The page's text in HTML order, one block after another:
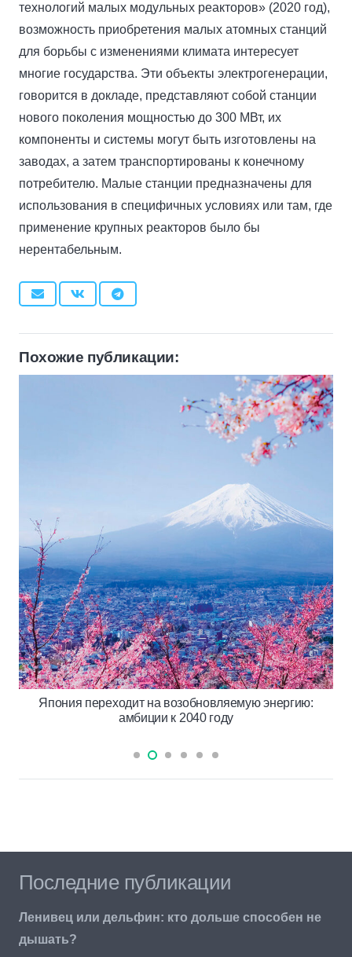
технологий малых модульных реакторов» (2020 год),
возможность приобретения малых атомных станций
для борьбы с изменениями климата интересует
многие государства. Эти объекты электрогенерации,
говорится в докладе, представляют собой станции
нового поколения мощностью до 300 МВт, их
компоненты и системы могут быть изготовлены на
заводах, а затем транспортированы к конечному
потребителю. Малые станции предназначены для
использования в специфичных условиях или там, где
применение крупных реакторов было бы
нерентабельным.
Похожие публикации:
Япония переходит на возобновляемую энергию:
амбиции к 2040 году
Последние публикации
Ленивец или дельфин: кто дольше способен не
дышать?